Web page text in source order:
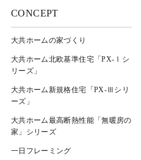
CONCEPT
大共ホームの家づくり
大共ホーム北欧基準住宅「PX-Ⅰシ
リーズ」
大共ホーム新規格住宅「PX-Ⅲシリ
ーズ」
大共ホーム最高断熱性能「無暖房の
家」シリーズ
一日フレーミング